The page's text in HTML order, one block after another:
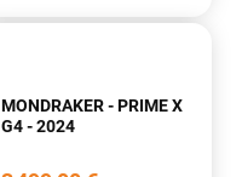
MONDRAKER - PRIME X
G4 - 2024